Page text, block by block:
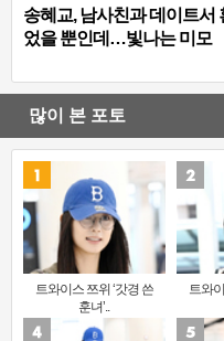
송혜교, 남사친과 데이트서
었을 뿐인데…빛나는 미모
많이 본 포토
트와이스 쯔위 ‘갓경 쓴
훈녀’..
트와